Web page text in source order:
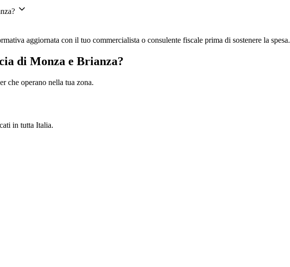
aggiornata con il tuo commercialista o consulente fiscale prima di sostenere la spesa.
di Monza e Brianza?
che operano nella tua zona.
in tutta Italia.